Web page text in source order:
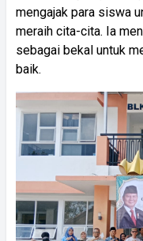
mengajak para siswa
meraih cita-cita. Ia
sebagai bekal untuk
baik.